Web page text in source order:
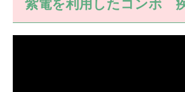
紫電を利用したコンボ